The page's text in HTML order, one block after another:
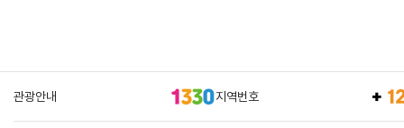
관광안내 지역번호